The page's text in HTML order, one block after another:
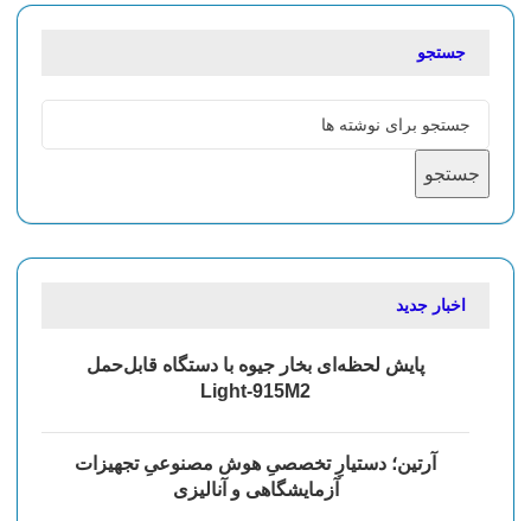
جستجو
جستجو
اخبار جدید
پایش لحظه‌ای بخار جیوه با دستگاه قابل‌حمل
Light‑915M2
آرتین؛ دستیارِ تخصصیِ هوش مصنوعیِ تجهیزات
آزمایشگاهی و آنالیزی